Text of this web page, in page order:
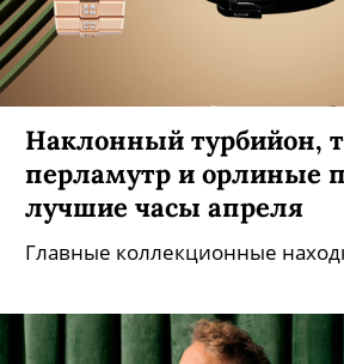
Наклонный турбийон,
перламутр и орлиные
лучшие часы апреля
Главные коллекционные